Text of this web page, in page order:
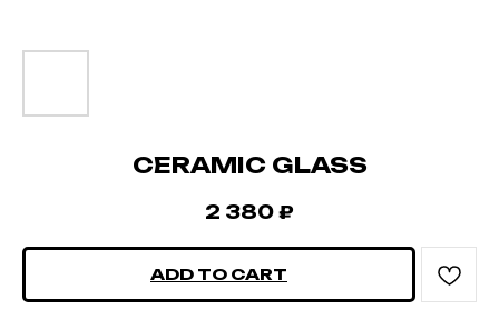
CERAMIC GLASS
2 380 ₽
ADD TO CART